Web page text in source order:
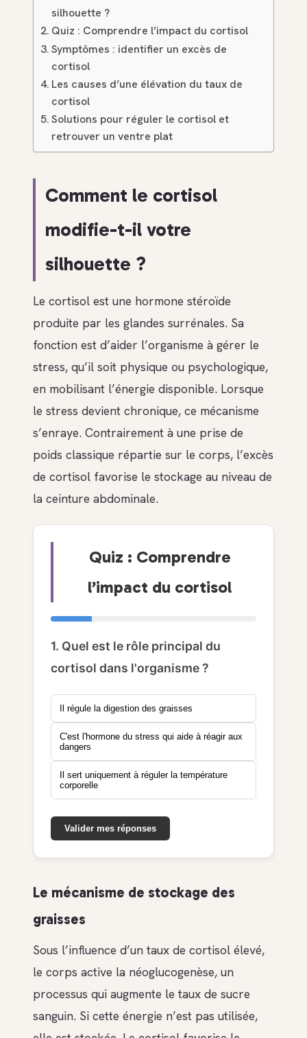
silhouette ?
Quiz : Comprendre l’impact du cortisol
Symptômes : identifier un excès de
cortisol
Les causes d’une élévation du taux de
cortisol
Solutions pour réguler le cortisol et
retrouver un ventre plat
Comment le cortisol
modifie-t-il votre
silhouette ?
Le cortisol est une hormone stéroïde
produite par les glandes surrénales. Sa
fonction est d’aider l’organisme à gérer le
stress, qu’il soit physique ou psychologique,
en mobilisant l’énergie disponible. Lorsque
le stress devient chronique, ce mécanisme
s’enraye. Contrairement à une prise de
poids classique répartie sur le corps, l’excès
de cortisol favorise le stockage au niveau de
la ceinture abdominale.
Quiz : Comprendre
l’impact du cortisol
1. Quel est le rôle principal du
cortisol dans l'organisme ?
Il régule la digestion des graisses
C'est l'hormone du stress qui aide à réagir aux
dangers
Il sert uniquement à réguler la température
corporelle
Valider mes réponses
Le mécanisme de stockage des
graisses
Sous l’influence d’un taux de cortisol élevé,
le corps active la néoglucogenèse, un
processus qui augmente le taux de sucre
sanguin. Si cette énergie n’est pas utilisée,